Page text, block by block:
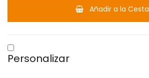
Añadir a la Cesta
Personalizar